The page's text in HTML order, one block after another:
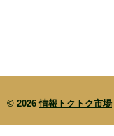
© 2026情報トクトク市場